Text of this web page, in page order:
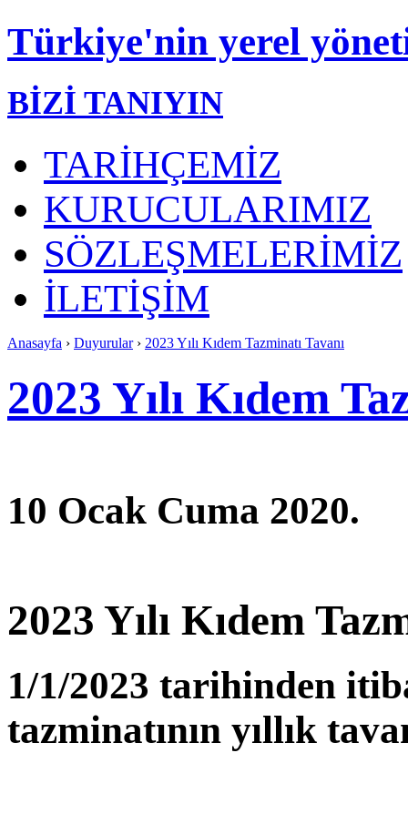
Türkiye'nin yerel
BİZİ TANIYIN
TARİHÇEMİZ
KURUCULARIMIZ
SÖZLEŞMELERİMİZ
İLETİŞİM
Anasayfa › Duyurular› 2023 Yılı Kıdem Tazminatı Tavanı
2023 Yılı Kıdem
10 Ocak Cuma 2020.
2023 Yılı Kıdem
1/1/2023 tarihinden
tazminatının yıllık